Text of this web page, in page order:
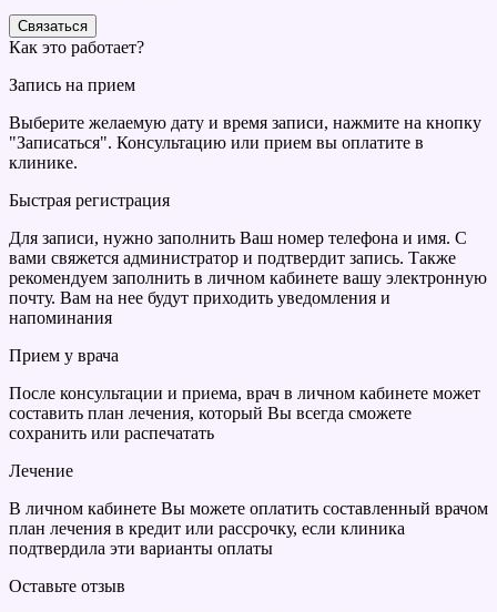
Связаться
Как это работает?
Запись на прием
Выберите желаемую дату и время записи, нажмите на кнопку
"Записаться". Консультацию или прием вы оплатите в
клинике.
Быстрая регистрация
Для записи, нужно заполнить Ваш номер телефона и имя. С
вами свяжется администратор и подтвердит запись. Также
рекомендуем заполнить в личном кабинете вашу электронную
почту. Вам на нее будут приходить уведомления и
напоминания
Прием у врача
После консультации и приема, врач в личном кабинете может
составить план лечения, который Вы всегда сможете
сохранить или распечатать
Лечение
В личном кабинете Вы можете оплатить составленный врачом
план лечения в кредит или рассрочку, если клиника
подтвердила эти варианты оплаты
Оставьте отзыв